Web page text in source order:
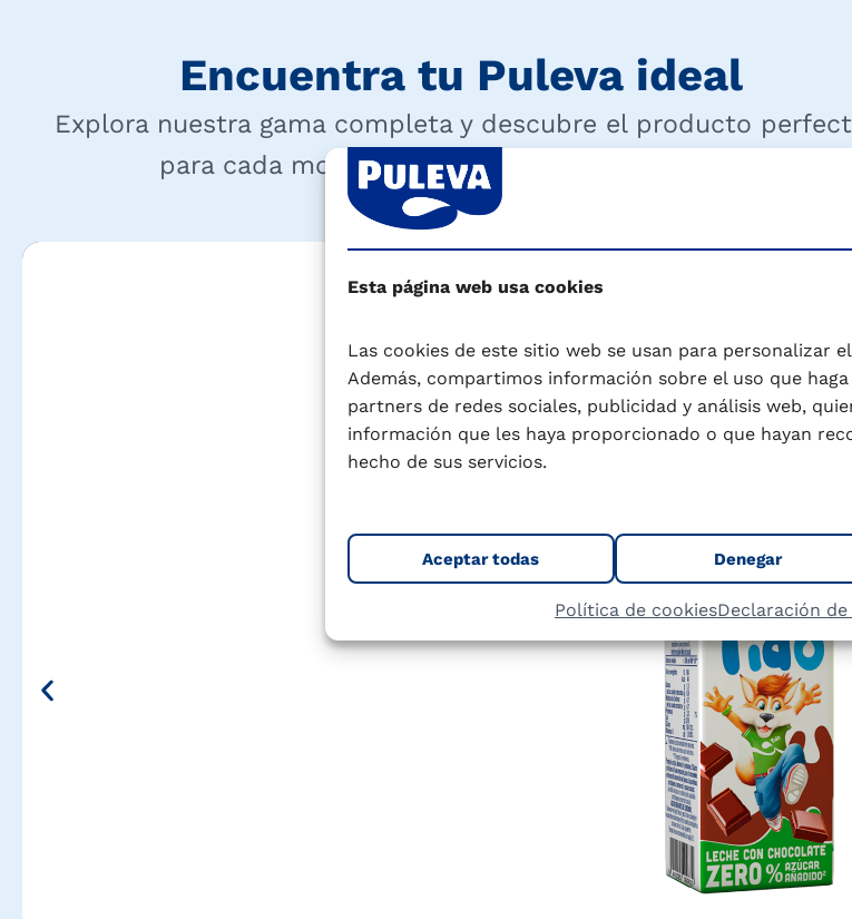
Esta página web usa cookies
Las cookies de este sitio web se usan para personalizar
Además, compartimos información sobre el uso que
partners de redes sociales, publicidad y análisis web,
información que les haya proporcionado o que hayan
hecho de sus servicios.
Aceptar todas Denegar
Política de cookiesDeclaración
Encuentra tu Puleva ideal
Explora nuestra gama completa y descubre el producto
para cada momento de tu vida y la de tu familia